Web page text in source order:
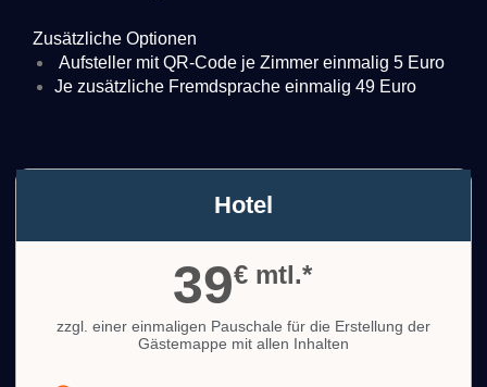
Zusätzliche Optionen
Aufsteller mit QR-Code je Zimmer einmalig 5 Euro
Je zusätzliche Fremdsprache einmalig 49 Euro
Hotel
39€ mtl.*
zzgl. einer einmaligen Pauschale für die Erstellung der
Gästemappe mit allen Inhalten